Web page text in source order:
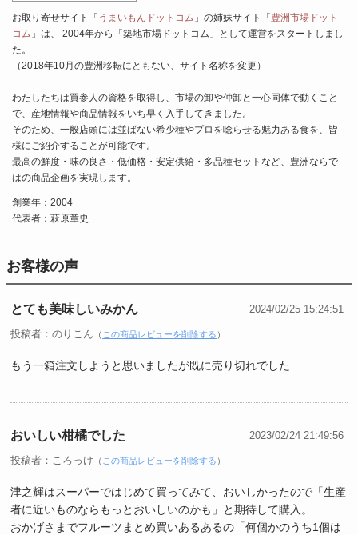
お取り寄せサイト「 うまいもんドットコム 」の姉妹サイト「 豊洲市場ドット
コム 」は、 2004年から「築地市場ドットコム」として運営をスタートしまし
た。
（2018年10月の豊洲移転にともない、サイト名称を変更）
わたしたちは買参人の資格を取得し、市場の卸や仲卸と一心同体で動くこと
で、産地情報や商品情報をいち早く入手してきました。
そのため、一般店頭には並ばない希少種やプロを唸らせる魅力ある食を、皆
様にご紹介することが可能です。
最高の鮮度・味の良さ・低価格・安定供給・多品種セットなど、豊洲ならで
はの商品企画を実現します。
創業年：2004
代表者：萩原章史
お客様の声
とても美味しいみかん 2024/02/25 15:24:51
投稿者：のりこん （ この商品レビューを削除する ）
もう一箱注文しようと思いましたが既に売り切れでした
おいしい柑橘でした 2023/02/24 21:49:56
投稿者：ころっけ （ この商品レビューを削除する ）
津之輝はスーパーではじめて買ってみて、おいしかったので「生産
者に近いものならもっとおいしいのかも」と期待して購入。
おかげさまでフルーツまとめ買いあるあるの「何個かのうち1個は